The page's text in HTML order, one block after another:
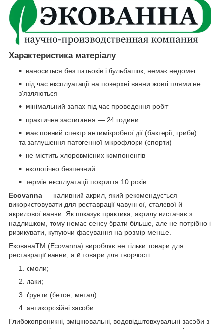
Характеристика матеріалу
наноситься без патьоків і бульбашок, немає недомег
під час експлуатації на поверхні ванни жовті плями не
з'являються
мінімальний запах під час проведення робіт
практичне застигання — 24 години
має повний спектр антимікробної дії (бактерії, гриби)
та заглушення патогенної мікрофлори (спорти)
не містить хлоровмісних компонентів
екологічно безпечний
термін експлуатації покриття 10 років
Ecovanna — наливний акрил, який рекомендується
використовувати для реставрації чавунної, сталевої й
акрилової ванни. Як показує практика, акрилу вистачає з
надлишком, тому немає сенсу брати більше, але не потрібно і
ризикувати, купуючи фасування на розмір менше.
ЕкованаTM (Ecovanna) виробляє не тільки товари для
реставрації ванни, а й товари для творчості:
смоли;
лаки;
ґрунти (бетон, метал)
антикорозійні засоби.
Глибокопроникні, зміцнювальні, водовідштовхувальні засоби з